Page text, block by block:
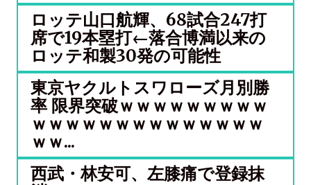
ロッテ山口航輝、68試合247打
席で19本塁打←落合博満以来の
ロッテ和製30発の可能性
東京ヤクルトスワローズ月別勝
率 限界突破ｗｗｗｗｗｗｗｗｗ
ｗｗｗｗｗｗｗｗｗｗｗｗｗｗ
ｗｗ...
西武・林安可、左膝痛で登録抹